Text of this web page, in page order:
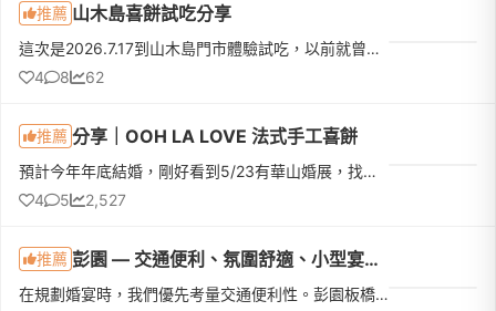
推薦 山木島喜餅試吃分享
這次是2026.7.17到山木島門市體驗試吃，以前就曾經收過他們家的喜餅，連什麼時候收到、誰送的、好不好吃都忘了，但還是記得這家餅很漂亮（那個花！顏控無誤）所以就排進了試吃名單！先給大家看一下口味：試吃體驗和...
4
8 62
推薦 分享｜OOH LA LOVE 法式手工喜餅
預計今年年底結婚，剛好看到5/23有華山婚展，找了幾間有興趣的喜餅店家，提前先做預約試吃，希望可以一天內決定好西式喜餅。當天一共預約了3間試吃及1間購買試吃包，現場試吃的有Ooh la love、BUT.、樂朗奇。這篇主...
4
5 2,527
推薦 彭園 — 交通便利、氛圍舒適、小型宴客的選擇
在規劃婚宴時，我們優先考量交通便利性。彭園板橋店距離捷運站很近，賓客搭乘大眾運輸相當方便。旁邊還有平面停車場，對於開車前來的親友來說也很便利，這讓我們對這個場地產生興趣。我們預計宴客桌數為 4-6 桌，與...